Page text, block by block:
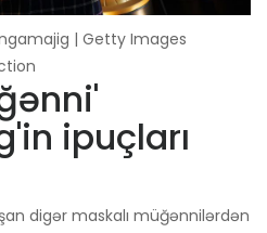
| Getty Images
ipuçları
digər maskalı müğənnilərdən